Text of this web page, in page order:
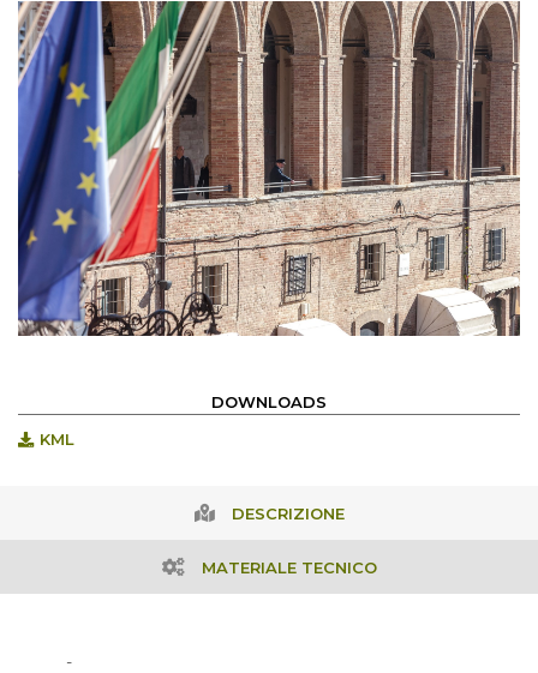
DOWNLOADS
KML
DESCRIZIONE
MATERIALE TECNICO
-